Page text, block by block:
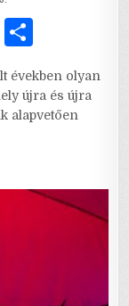
W
s
ar
e
években olyan
újra és újra
alapvetően